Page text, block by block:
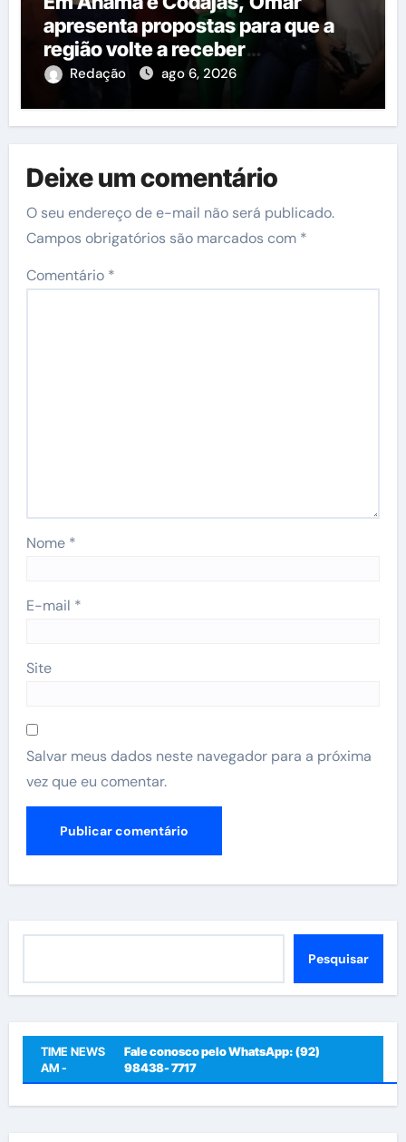
apresenta propostas para que a
região volte a receber
investimentos do governo do
Redação ago 6, 2026
Deixe um comentário
O seu endereço de e-mail não será publicado.
Campos obrigatórios são marcados com *
Comentário *
Nome *
E-mail *
Site
Salvar meus dados neste navegador para a próxima
vez que eu comentar.
Pesquisar
TIME NEWS
AM -
Fale conosco pelo WhatsApp: (92)
98438- 7717